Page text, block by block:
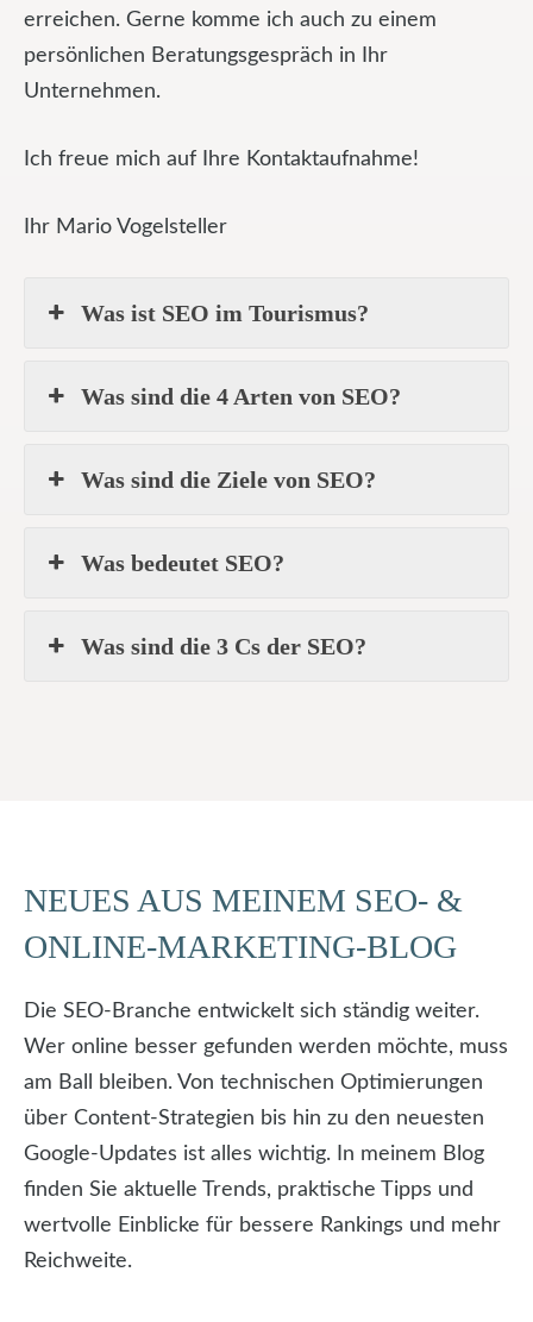
erreichen. Gerne komme ich auch zu einem
persönlichen Beratungsgespräch in Ihr
Unternehmen.
Ich freue mich auf Ihre Kontaktaufnahme!
Ihr Mario Vogelsteller
Was ist SEO im Tourismus?
Was sind die 4 Arten von SEO?
Was sind die Ziele von SEO?
Was bedeutet SEO?
Was sind die 3 Cs der SEO?
NEUES AUS MEINEM SEO- &
ONLINE-MARKETING-BLOG
Die SEO-Branche entwickelt sich ständig weiter.
Wer online besser gefunden werden möchte, muss
am Ball bleiben. Von technischen Optimierungen
über Content-Strategien bis hin zu den neuesten
Google-Updates ist alles wichtig. In meinem Blog
finden Sie aktuelle Trends, praktische Tipps und
wertvolle Einblicke für bessere Rankings und mehr
Reichweite.